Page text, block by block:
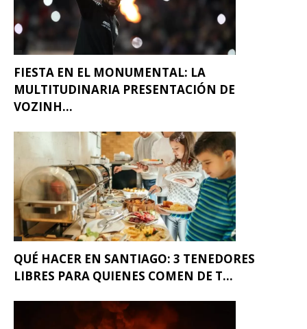
FIESTA EN EL MONUMENTAL: LA
MULTITUDINARIA PRESENTACIÓN DE
VOZINH...
QUÉ HACER EN SANTIAGO: 3 TENEDORES
LIBRES PARA QUIENES COMEN DE T...